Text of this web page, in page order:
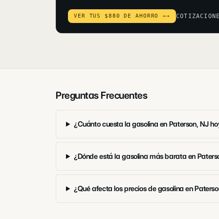
VER TUS $880 DE AHORRO →→
Preguntas Frecuentes
¿Cuánto cuesta la gasolina en Paterson, NJ
¿Dónde está la gasolina más barata en
¿Qué afecta los precios de gasolina en